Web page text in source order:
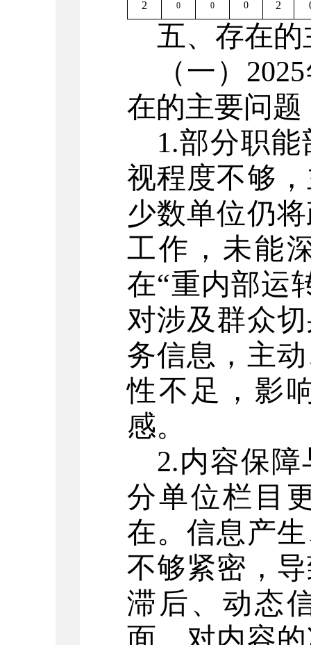
2 0 0 0 2
五、存在
（一） 2025
在的主要问题
1.部分职能
视程度不够
少数单位仍
工作，未能
在“重内部运
对涉及群众
务信息，主
性不足，影
感。
2.内容保
分单位栏目
在。信息产
不够紧密，
滞后、动态